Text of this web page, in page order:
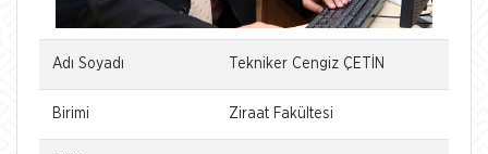
Adı Soyadı Tekniker Cengiz ÇETİN
Birimi Ziraat Fakültesi